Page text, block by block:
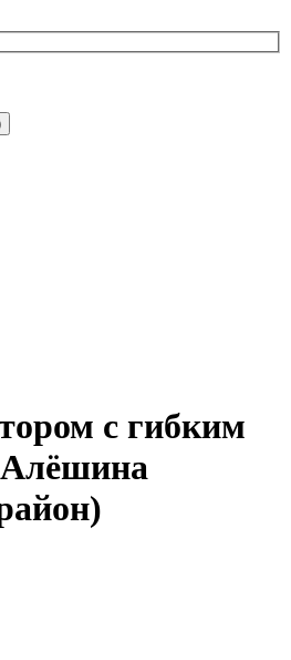
с гибким